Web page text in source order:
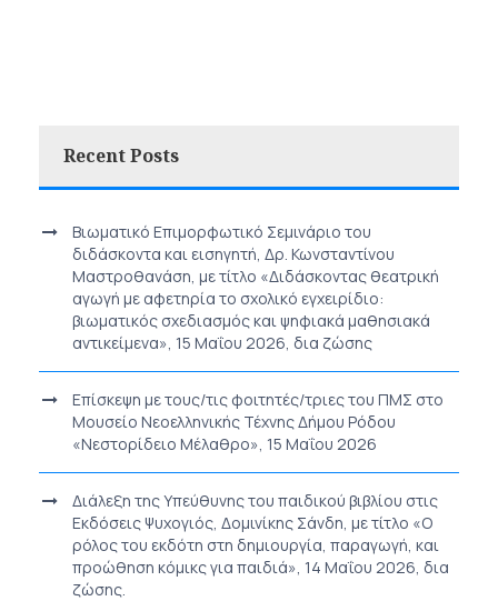
Recent Posts
Βιωματικό Επιμορφωτικό Σεμινάριο του
διδάσκοντα και εισηγητή, Δρ. Κωνσταντίνου
Μαστροθανάση, με τίτλο «Διδάσκοντας θεατρική
αγωγή με αφετηρία το σχολικό εγχειρίδιο:
βιωματικός σχεδιασμός και ψηφιακά μαθησιακά
αντικείμενα», 15 Μαΐου 2026, δια ζώσης
Επίσκεψη με τους/τις φοιτητές/τριες του ΠΜΣ στο
Μουσείο Νεοελληνικής Τέχνης Δήμου Ρόδου
«Νεστορίδειο Μέλαθρο», 15 Μαΐου 2026
Διάλεξη της Υπεύθυνης του παιδικού βιβλίου στις
Εκδόσεις Ψυχογιός, Δομινίκης Σάνδη, με τίτλο «Ο
ρόλος του εκδότη στη δημιουργία, παραγωγή, και
προώθηση κόμικς για παιδιά», 14 Μαΐου 2026, δια
ζώσης.